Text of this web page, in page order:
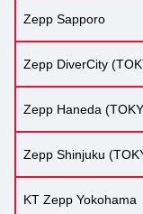
Zepp Sapporo
Zepp DiverCity
Zepp Haneda
Zepp Shinjuku
KT Zepp Yokohama